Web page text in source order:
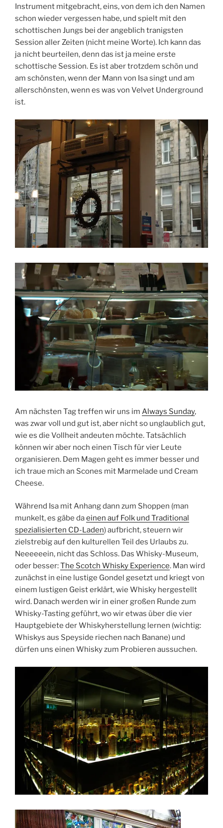
Instrument mitgebracht, eins, von dem ich den Namen
schon wieder vergessen habe, und spielt mit den
schottischen Jungs bei der angeblich tranigsten
Session aller Zeiten (nicht meine Worte). Ich kann das
ja nicht beurteilen, denn das ist ja meine erste
schottische Session. Es ist aber trotzdem schön und
am schönsten, wenn der Mann von Isa singt und am
allerschönsten, wenn es was von Velvet Underground
ist.
Am nächsten Tag treffen wir uns im Always Sunday,
was zwar voll und gut ist, aber nicht so unglaublich gut,
wie es die Vollheit andeuten möchte. Tatsächlich
können wir aber noch einen Tisch für vier Leute
organisieren. Dem Magen geht es immer besser und
ich traue mich an Scones mit Marmelade und Cream
Cheese.
Während Isa mit Anhang dann zum Shoppen (man
munkelt, es gäbe daeinen auf Folk und Traditional
spezialisierten CD-Laden) aufbricht, steuern wir
zielstrebig auf den kulturellen Teil des Urlaubs zu.
Neeeeeein, nicht das Schloss. Das Whisky-Museum,
oder besser:The Scotch Whisky Experience. Man wird
zunächst in eine lustige Gondel gesetzt und kriegt von
einem lustigen Geist erklärt, wie Whisky hergestellt
wird. Danach werden wir in einer großen Runde zum
Whisky-Tasting geführt, wo wir etwas über die vier
Hauptgebiete der Whiskyherstellung lernen (wichtig:
Whiskys aus Speyside riechen nach Banane) und
dürfen uns einen Whisky zum Probieren aussuchen.